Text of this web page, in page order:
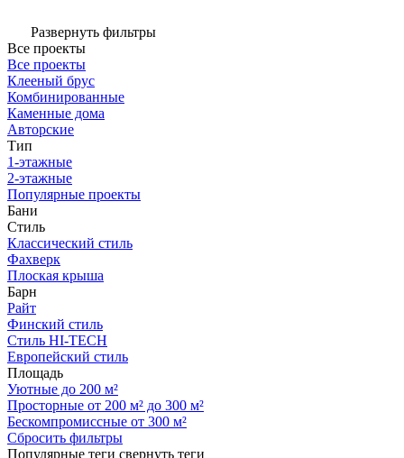
Развернуть фильтры
Все проекты
Все проекты
Клееный брус
Комбинированные
Каменные дома
Авторские
Тип
1-этажные
2-этажные
Популярные проекты
Бани
Стиль
Классический стиль
Фахверк
Плоская крыша
Барн
Райт
Финский стиль
Стиль HI-TECH
Европейский стиль
Площадь
Уютные до 200 м²
Просторные от 200 м² до 300 м²
Бескомпромиссные от 300 м²
Сбросить фильтры
Популярные теги свернуть теги